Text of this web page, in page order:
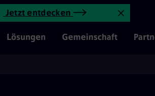
| Mendix
Jetzt entdecken
Lösungen Gemeinschaft